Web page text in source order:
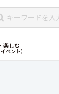
楽しむ
ベント）